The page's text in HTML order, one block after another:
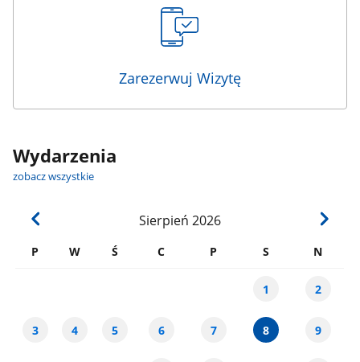
Zarezerwuj Wizytę
Wydarzenia
zobacz wszystkie
Sierpień 2026
P W Ś C P S N
1 2
3 4 5 6 7 8 9